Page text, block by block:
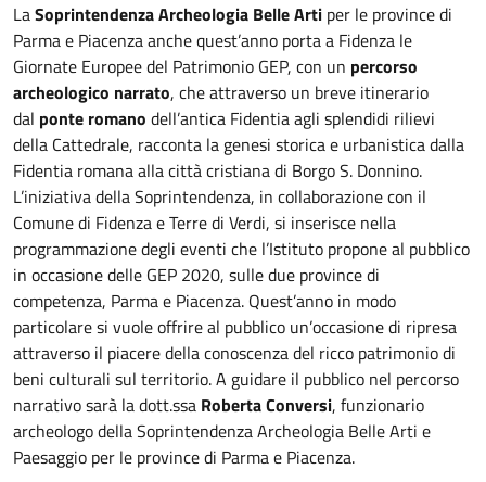
LaSoprintendenza Archeologia Belle Arti per le province di
Parma e Piacenza anche quest’anno porta a Fidenza le
Giornate Europee del Patrimonio GEP, con un percorso
archeologico narrato, che attraverso un breve itinerario
dal ponte romano dell’antica Fidentia agli splendidi rilievi
della Cattedrale, racconta la genesi storica e urbanistica dalla
Fidentia romana alla città cristiana di Borgo S. Donnino.
L’iniziativa della Soprintendenza, in collaborazione con il
Comune di Fidenza e Terre di Verdi, si inserisce nella
programmazione degli eventi che l’Istituto propone al pubblico
in occasione delle GEP 2020, sulle due province di
competenza, Parma e Piacenza. Quest’anno in modo
particolare si vuole offrire al pubblico un’occasione di ripresa
attraverso il piacere della conoscenza del ricco patrimonio di
beni culturali sul territorio. A guidare il pubblico nel percorso
narrativo sarà la dott.ssa Roberta Conversi, funzionario
archeologo della Soprintendenza Archeologia Belle Arti e
Paesaggio per le province di Parma e Piacenza.